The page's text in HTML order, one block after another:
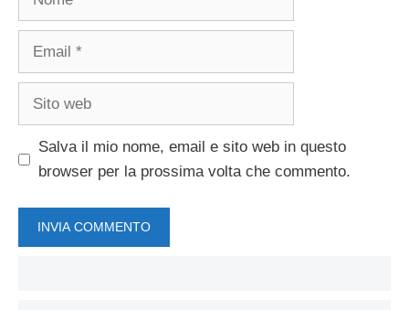
Email
Sito
Salva il mio nome, email e sito web in questo
browser per la prossima volta che commento.